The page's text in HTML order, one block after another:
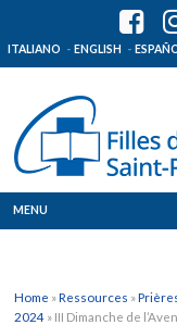
ITALIANO ENGLISH
MENU
Où sommes-nous
Home »Ressources »
2024 » III Dimanche de